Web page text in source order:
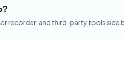
recorder, and third-party tools side